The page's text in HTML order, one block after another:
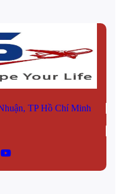
TP Hồ Chí Minh